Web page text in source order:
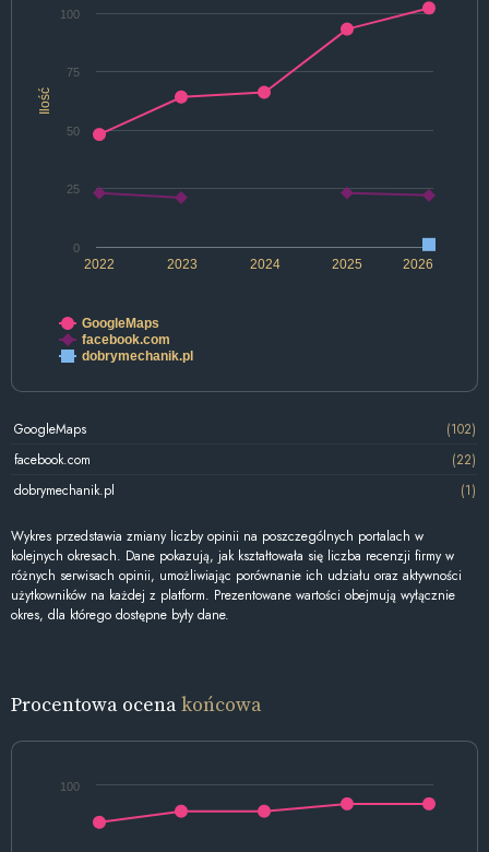
Ilość
2022 2024 2026
2023 2025
0
25
50
75
100
GoogleMaps
facebook.com
dobrymechanik.pl
GoogleMaps
(102)
facebook.com
(22)
dobrymechanik.pl
(1)
Wykres przedstawia zmiany liczby opinii na poszczególnych portalach w
kolejnych okresach. Dane pokazują, jak kształtowała się liczba recenzji firmy w
różnych serwisach opinii, umożliwiając porównanie ich udziału oraz aktywności
użytkowników na każdej z platform. Prezentowane wartości obejmują wyłącznie
okres, dla którego dostępne były dane.
Procentowa ocenakońcowa
100